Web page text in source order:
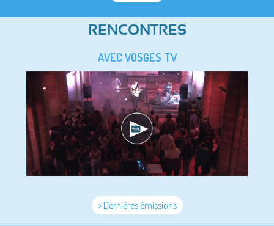
RENCONTRES
AVEC VOSGES TV
> Dernières émissions